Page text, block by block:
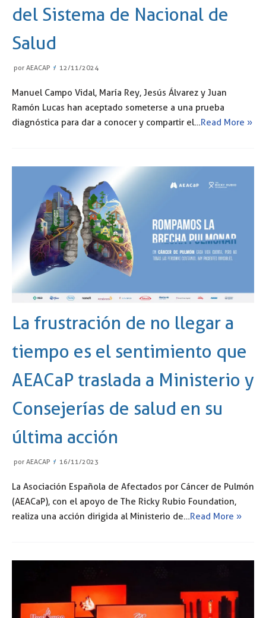
del Sistema de Nacional de
Salud
por AEACAP 12/11/2024
Manuel Campo Vidal, María Rey, Jesús Álvarez y Juan
Ramón Lucas han aceptado someterse a una prueba
diagnóstica para dar a conocer y compartir el…Read More »
La frustración de no llegar a
tiempo es el sentimiento que
AEACaP traslada a Ministerio y
Consejerías de salud en su
última acción
por AEACAP 16/11/2023
La Asociación Española de Afectados por Cáncer de Pulmón
(AEACaP), con el apoyo de The Ricky Rubio Foundation,
realiza una acción dirigida al Ministerio de…Read More »